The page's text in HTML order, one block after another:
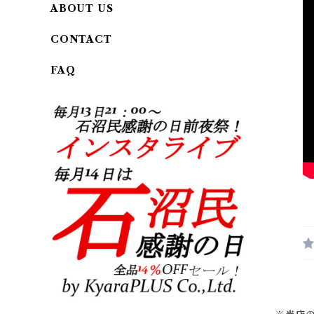
ABOUT US
CONTACT
FAQ